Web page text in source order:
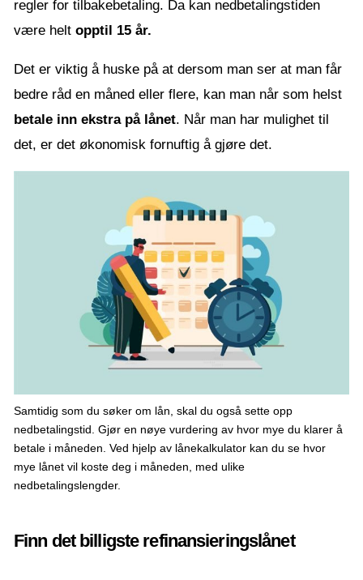
regler for tilbakebetaling. Da kan nedbetalingstiden
være helt opptil 15 år.
Det er viktig å huske på at dersom man ser at man får
bedre råd en måned eller flere, kan man når som helst
betale inn ekstra på lånet. Når man har mulighet til
det, er det økonomisk fornuftig å gjøre det.
Samtidig som du søker om lån, skal du også sette opp
nedbetalingstid. Gjør en nøye vurdering av hvor mye du klarer å
betale i måneden. Ved hjelp av lånekalkulator kan du se hvor
mye lånet vil koste deg i måneden, med ulike
nedbetalingslengder.
Finn det billigste refinansieringslånet